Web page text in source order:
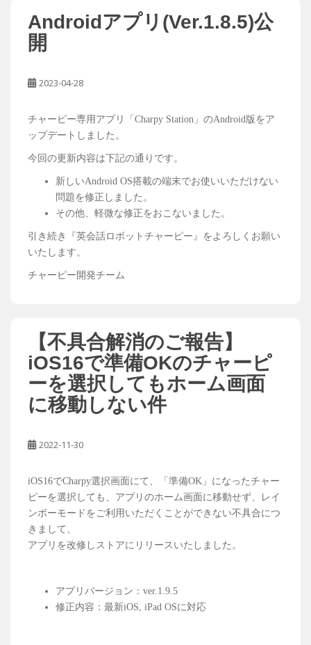
Androidアプリ(Ver.1.8.5)公
開
2023-04-28
チャーピー専用アプリ「Charpy Station」のAndroid版をア
ップデートしました。
今回の更新内容は下記の通りです。
新しいAndroid OS搭載の端末でお使いいただけない
問題を修正しました。
その他、軽微な修正をおこないました。
引き続き『英会話ロボットチャーピー』をよろしくお願い
いたします。
チャーピー開発チーム
【不具合解消のご報告】
iOS16で準備OKのチャーピ
ーを選択してもホーム画面
に移動しない件
2022-11-30
iOS16でCharpy選択画面にて、「準備OK」になったチャー
ピーを選択しても、アプリのホーム画面に移動せず、レイ
ンボーモードをご利用いただくことができない不具合につ
きまして、
アプリを改修しストアにリリースいたしました。
アプリバージョン：ver.1.9.5
修正内容：最新iOS, iPad OSに対応